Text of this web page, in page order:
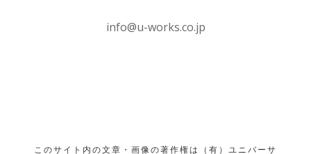
info@u-works.co.jp
このサイト内の文章・画像の著作権は（有）ユニバーサ